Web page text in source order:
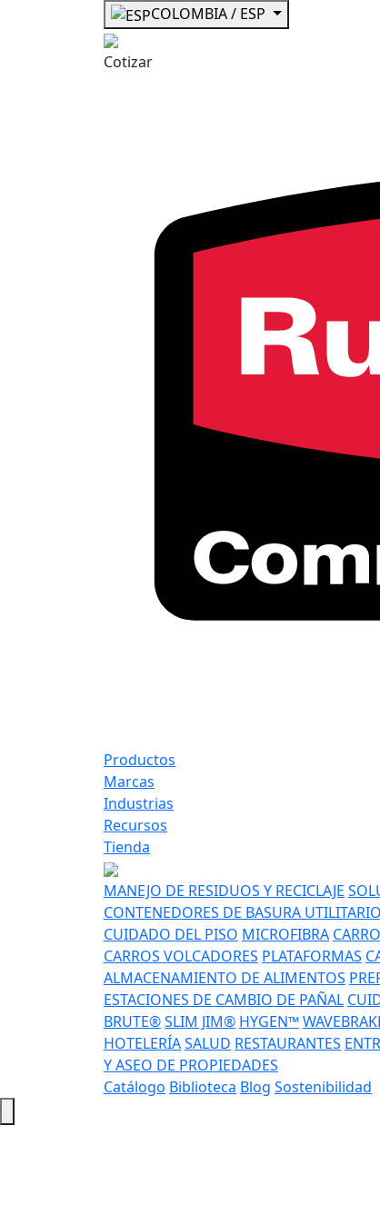
COLOMBIA / ESP
Cotizar
Productos
Marcas
Industrias
Recursos
Tienda
MANEJO DE RESIDUOS Y RECICLAJE
CONTENEDORES DE BASURA
CUIDADO DEL PISO MICROFIBRA
CARROS VOLCADORES PLATAFORMAS
ALMACENAMIENTO DE ALIMENTOS
ESTACIONES DE CAMBIO DE PAÑAL
BRUTE®SLIM JIM® HYGEN™
HOTELERÍASALUD RESTAURANTES
Y ASEO DE PROPIEDADES
Catálogo Biblioteca Blog Sostenibilidad